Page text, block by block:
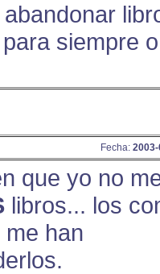
siempre o
Fecha:
que yo no
libros... los
han